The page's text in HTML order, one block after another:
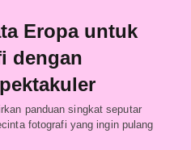
Eropa untuk
dengan
panduan singkat seputar
fotografi yang ingin pulang